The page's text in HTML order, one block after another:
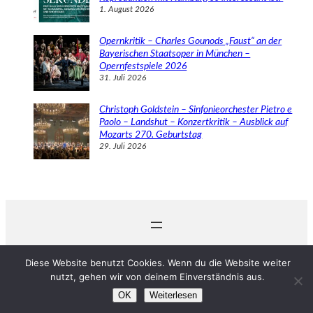
1. August 2026
Opernkritik – Charles Gounods „Faust“ an der
Bayerischen Staatsoper in München –
Opernfestspiele 2026
31. Juli 2026
Christoph Goldstein – Sinfonieorchester Pietro e
Paolo – Landshut – Konzertkritik – Ausblick auf
Mozarts 270. Geburtstag
29. Juli 2026
Diese Website benutzt Cookies. Wenn du die Website weiter
nutzt, gehen wir von deinem Einverständnis aus.
OK Weiterlesen